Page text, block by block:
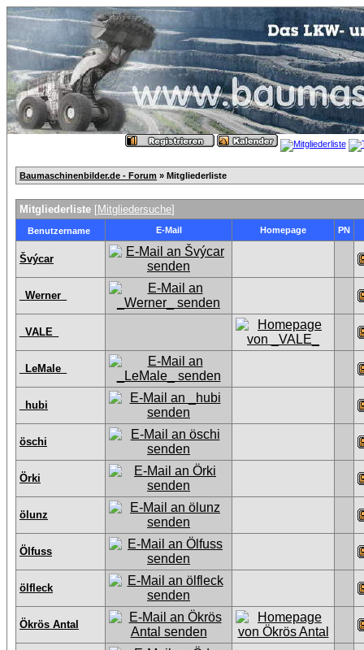
Baumaschinenbilder.de - Forum » Mitgliederliste
Mitgliederliste [Mitgliedersuche]
Benutzername E-Mail Homepage PN
Švýcar
_Werner_
_VALE_
_LeMale_
_hubi
öschi
Örki
ölunz
Ölfuss
ölfleck
Ökrös Antal